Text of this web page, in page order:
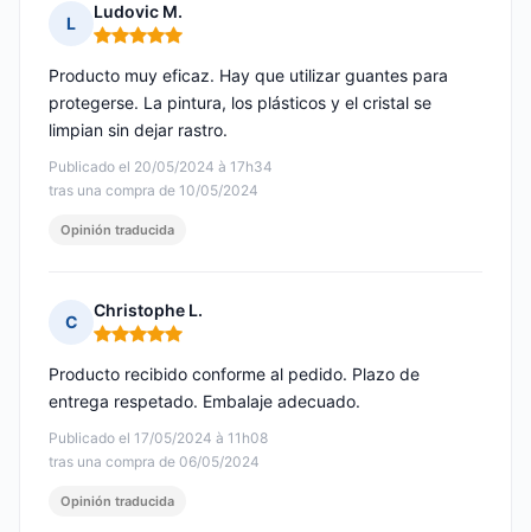
L
Ludovic M.
Nota: 5 de 5
Publicado el 20/05/2024 à 17h34
tras una compra de 10/05/2024
Producto muy eficaz. Hay que utilizar guantes para
protegerse. La pintura, los plásticos y el cristal se
limpian sin dejar rastro.
Opinión traducida
C
Christophe L.
Nota: 5 de 5
Publicado el 17/05/2024 à 11h08
tras una compra de 06/05/2024
Producto recibido conforme al pedido. Plazo de
entrega respetado. Embalaje adecuado.
Opinión traducida